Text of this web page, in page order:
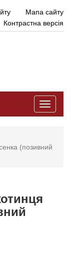
Мапа сайту
Контрастна версія
Toggle
(позивний